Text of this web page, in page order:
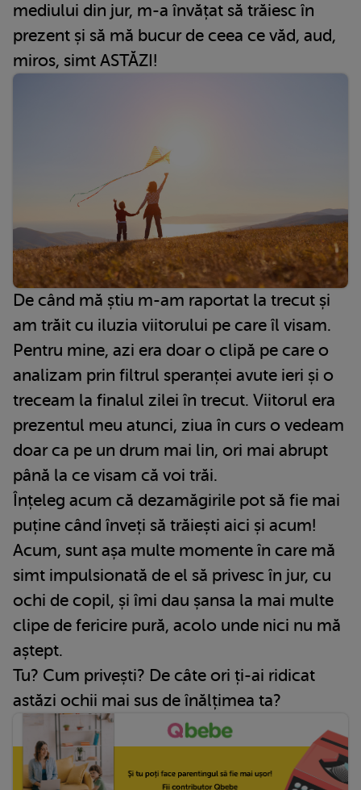
mediului din jur, m-a învățat să trăiesc în
prezent și să mă bucur de ceea ce văd, aud,
miros, simt ASTĂZI!
De când mă știu m-am raportat la trecut și
am trăit cu iluzia viitorului pe care îl visam.
Pentru mine, azi era doar o clipă pe care o
analizam prin filtrul speranței avute ieri și o
treceam la finalul zilei în trecut. Viitorul era
prezentul meu atunci, ziua în curs o vedeam
doar ca pe un drum mai lin, ori mai abrupt
până la ce visam că voi trăi.
Înțeleg acum că dezamăgirile pot să fie mai
puține când înveți să trăiești aici și acum!
Acum, sunt așa multe momente în care mă
simt impulsionată de el să privesc în jur, cu
ochi de copil, și îmi dau șansa la mai multe
clipe de fericire pură, acolo unde nici nu mă
aștept.
Tu? Cum privești? De câte ori ți-ai ridicat
astăzi ochii mai sus de înălțimea ta?